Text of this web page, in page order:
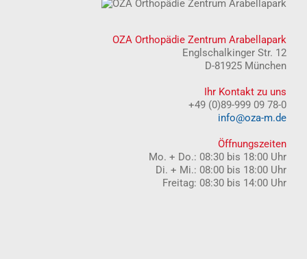
OZA Orthopädie Zentrum Arabellapark
Englschalkinger Str. 12
D-81925 München
Ihr Kontakt zu uns
+49 (0)89-999 09 78-0
info@oza-m.de
Öffnungszeiten
Mo. + Do.: 08:30 bis 18:00 Uhr
Di. + Mi.: 08:00 bis 18:00 Uhr
Freitag: 08:30 bis 14:00 Uhr